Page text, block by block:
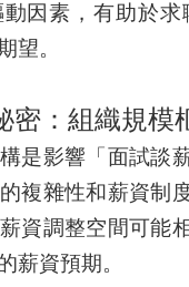
因素，有助於
望。
密：組織規模
是影響「面試談
複雜性和薪資制
資調整空間可能
薪資預期。